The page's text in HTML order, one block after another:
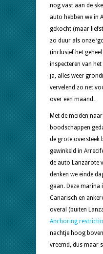
nog vast aan de
auto hebben we in
gekocht (maar
zo duur als onze
(inclusief het
inspecteren van
ja, alles weer
vervelend zo net
over een maand.
Met de meiden
boodschappen
de grote oversteek
gewinkeld in
de auto Lanzarote
denken we einde
gaan. Deze marina
Canarisch en
overal (buiten
Anchoring
nachtje hoog
vreemd, dus maar